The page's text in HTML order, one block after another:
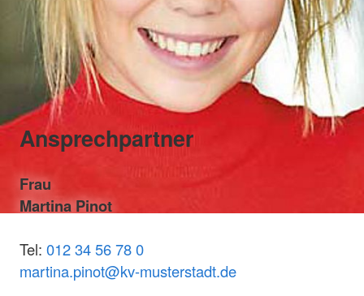
Ansprechpartner
Frau
Martina Pinot
Tel: 012 34 56 78 0
martina.pinot@kv-musterstadt.de